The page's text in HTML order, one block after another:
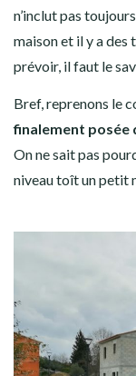
n’inclut pas
maison et il y a des
prévoir, il faut le
Bref, reprenons le
finalement posée
On ne sait pas
niveau toît un petit